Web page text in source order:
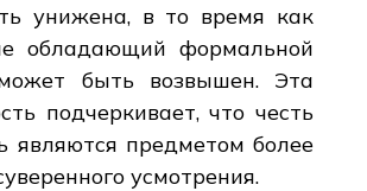
унижена, в то время как
обладающий формальной
быть возвышен. Эта
подчеркивает, что честь
являются предметом более
усмотрения.